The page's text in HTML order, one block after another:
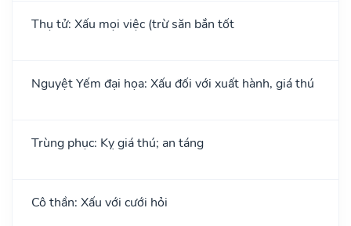
Thụ tử: Xấu mọi việc (trừ săn bắn tốt
Nguyệt Yếm đại họa: Xấu đối với xuất hành, giá thú
Trùng phục: Kỵ giá thú; an táng
Cô thần: Xấu với cưới hỏi